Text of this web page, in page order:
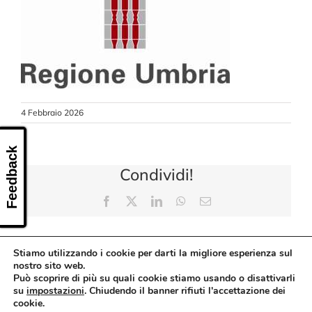
4 Febbraio 2026
Condividi!
Facebook LinkedInWhatsApp
Email
Stiamo utilizzando i cookie per darti la migliore esperienza sul
nostro sito web.
Può scoprire di più su quali cookie stiamo usando o disattivarli
su impostazioni. Chiudendo il banner rifiuti l'accettazione dei
cookie.
Feedback